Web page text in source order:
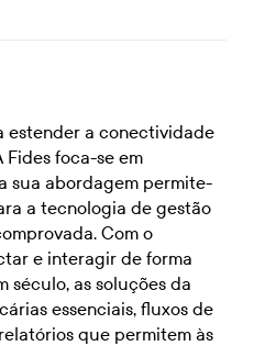
estender a conectividade
foca-se em
sua abordagem permite-
a tecnologia de gestão
Com o
e interagir de forma
século, as soluções da
essenciais, fluxos de
que permitem às